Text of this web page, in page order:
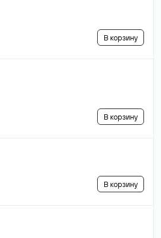
В корзину
В корзину
В корзину